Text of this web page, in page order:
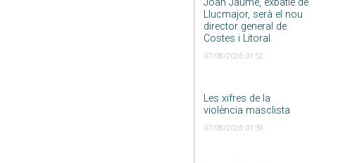
Llucmajor, serà el nou
director general de
Costes i Litoral
07/08/2026 01:52
Les xifres de la
violència masclista
07/08/2026 01:39